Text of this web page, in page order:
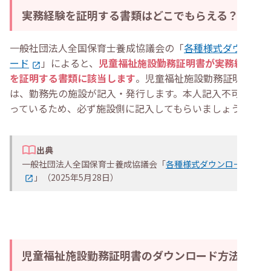
実務経験を証明する書類はどこでもらえる？
一般社団法人全国保育士養成協議会の「各種様式ダウンロ
ード
」によると、 児童福祉施設勤務証明書が実務経験
を証明する書類に該当します。児童福祉施設勤務証明書
は、勤務先の施設が記入・発行します。本人記入不可とな
っているため、必ず施設側に記入してもらいましょう。
出典
一般社団法人全国保育士養成協議会「各種様式ダウンロード
」（2025年5月28日）
児童福祉施設勤務証明書のダウンロード方法